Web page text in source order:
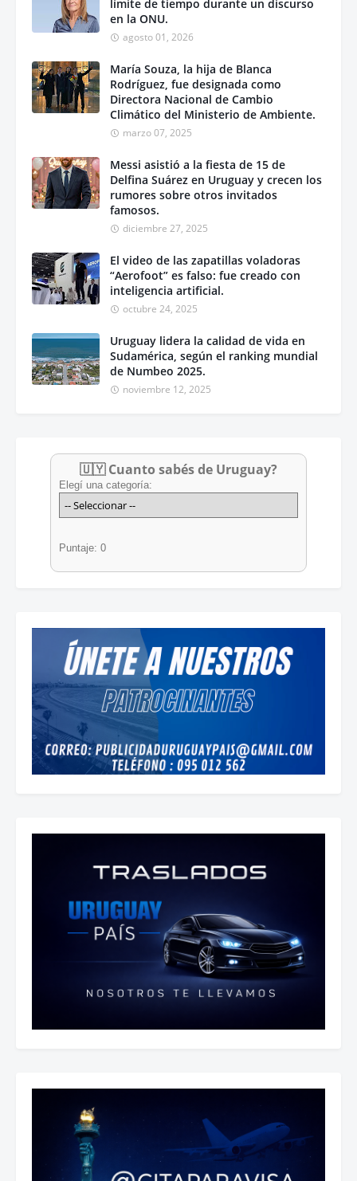
límite de tiempo durante un discurso
en la ONU.
agosto 01, 2026
María Souza, la hija de Blanca
Rodríguez, fue designada como
Directora Nacional de Cambio
Climático del Ministerio de Ambiente.
marzo 07, 2025
Messi asistió a la fiesta de 15 de
Delfina Suárez en Uruguay y crecen los
rumores sobre otros invitados
famosos.
diciembre 27, 2025
El video de las zapatillas voladoras
“Aerofoot” es falso: fue creado con
inteligencia artificial.
octubre 24, 2025
Uruguay lidera la calidad de vida en
Sudamérica, según el ranking mundial
de Numbeo 2025.
noviembre 12, 2025
🇺🇾 Cuanto sabés de Uruguay?
Elegí una categoría:
Puntaje: 0